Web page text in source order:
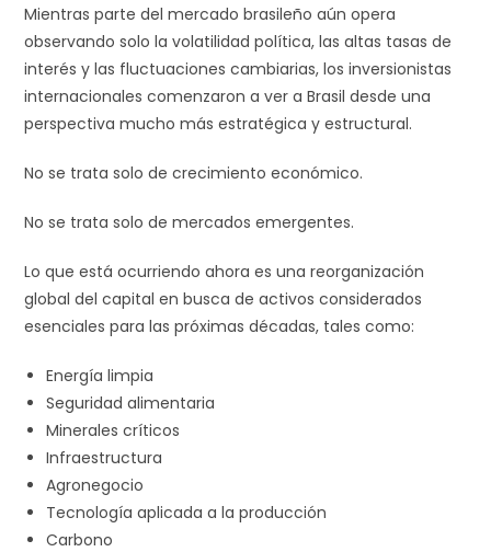
Mientras parte del mercado brasileño aún opera
observando solo la volatilidad política, las altas tasas de
interés y las fluctuaciones cambiarias, los inversionistas
internacionales comenzaron a ver a Brasil desde una
perspectiva mucho más estratégica y estructural.
No se trata solo de crecimiento económico.
No se trata solo de mercados emergentes.
Lo que está ocurriendo ahora es una reorganización
global del capital en busca de activos considerados
esenciales para las próximas décadas, tales como:
Energía limpia
Seguridad alimentaria
Minerales críticos
Infraestructura
Agronegocio
Tecnología aplicada a la producción
Carbono